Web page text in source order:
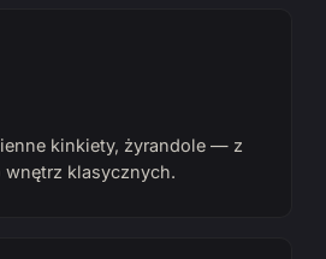
kinkiety, żyrandole — z
wnętrz klasycznych.